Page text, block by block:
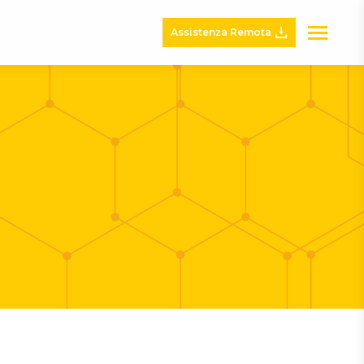
Assistenza Remota